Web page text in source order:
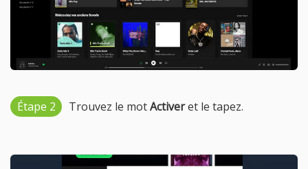
Étape 2 Trouvez le motActiveret le tapez.